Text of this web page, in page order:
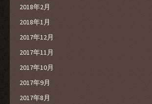
2018年2月
2018年1月
2017年12月
2017年11月
2017年10月
2017年9月
2017年8月